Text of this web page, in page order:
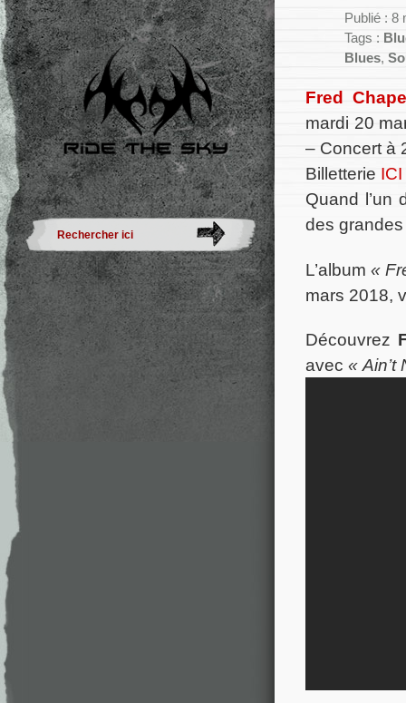
Publié : 8
Tags :
Blues,
Fred
mardi 20
– Concert à
Billetterie ICI
Quand l’un
des
L’album «
mars 2018,
Découvrez
avec « Ain’t